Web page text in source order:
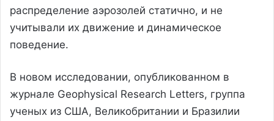
распределение аэрозолей статично, и не
учитывали их движение и динамическое
поведение.
В новом исследовании, опубликованном в
журнале Geophysical Research Letters, группа
ученых из США, Великобритании и Бразилии